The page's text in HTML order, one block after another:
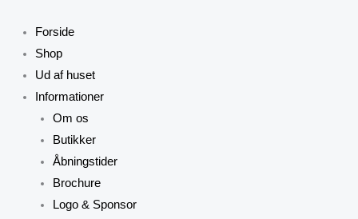
indholdet
Forside
Shop
Ud af huset
Informationer
Om os
Butikker
Åbningstider
Brochure
Logo & Sponsor